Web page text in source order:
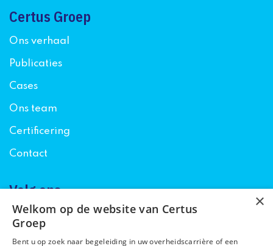
Certus Groep
Ons verhaal
Publicaties
Cases
Ons team
Certificering
Contact
Volg ons
×
Welkom op de website van Certus
Groep
Bent u op zoek naar begeleiding in uw overheidscarrière of een